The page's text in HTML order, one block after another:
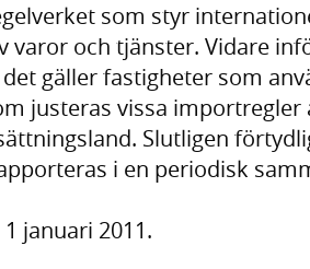
som styr
och tjänster. Vidare
gäller fastigheter som
justeras vissa importregler
Slutligen
i en periodisk
januari 2011.